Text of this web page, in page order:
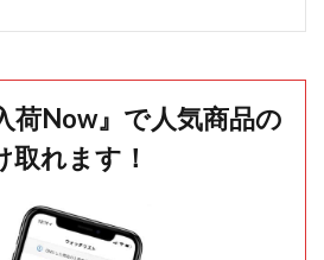
荷Now』で人気商品の
取れます！